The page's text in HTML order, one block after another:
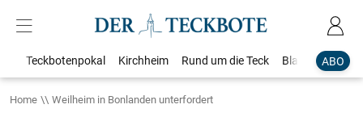
ABO
Teckbotenpokal Kirchheim Rund um die Teck Blaulicht
Home Weilheim in Bonlanden unterfordert